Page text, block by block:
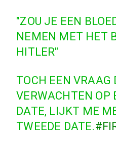
"ZOU JE EEN
NEMEN MET HET
HITLER"
TOCH EEN VRAAG
VERWACHTEN OP
DATE, LIJKT ME
TWEEDE DATE.